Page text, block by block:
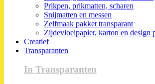
Prikpen, prikmatten, scharen
Snijmatten en messen
Zelfmaak pakket transparant
Zijdevloeipapier, karton en design
Creatief
Transparanten
In Transparanten